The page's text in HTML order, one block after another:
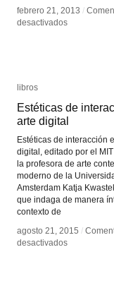
febrero 21, 2013 /
desactivadosen
febrero 21, 2013 /
desactivadosen
libros
Estéticas de
arte digital
Estéticas de interacción
digital, editado por el
la profesora de arte
moderno de la
Amsterdam Katja
que indaga de manera
contexto de
agosto 21, 2015 /
desactivadosen
libros
Estéticas de
arte digital
agosto 21, 2015 /
desactivadosen